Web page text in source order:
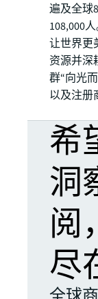
遍及全球
108,000
让世界更
资源并深
群“向光
以及注册
希
洞
阅
尽